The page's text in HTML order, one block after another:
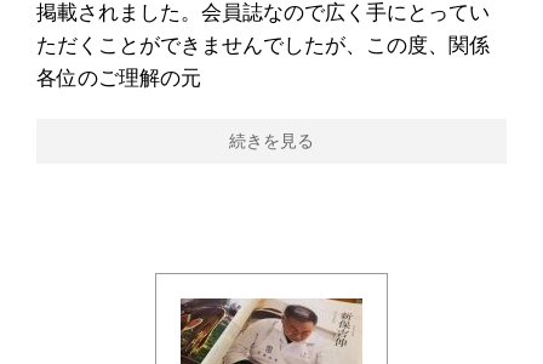
掲載されました。会員誌なので広く手にとってい
ただくことができませんでしたが、この度、関係
各位のご理解の元
続きを見る